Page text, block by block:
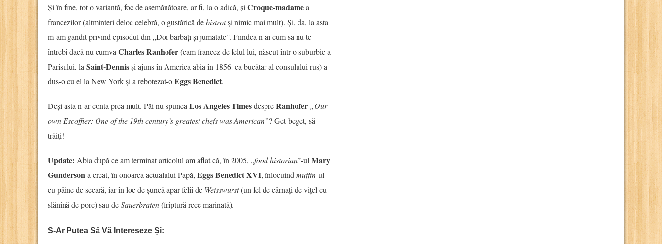
Și în fine, tot o variantă, foc de asemănătoare, ar fi, la o adică, și Croque-madamea
francezilor (altminteri deloc celebră, o gustărică debistrotși nimic mai mult). Și, da, la asta
m-am gândit privind episodul din „Doi bărbați și jumătate”. Fiindcă n-ai cum să nu te
întrebi dacă nu cumva Charles Ranhofer(cam francez de felul lui, născut într-o suburbie a
Parisului, la Saint-Dennisși ajuns în America abia în 1856, ca bucătar al consulului rus) a
dus-o cu el la New York și a rebotezat-oEggs Benedict.
Deși asta n-ar conta prea mult. Păi nu spunea Los Angeles TimesdespreRanhofer „Our
own Escoffier: One of the 19th century’s greatest chefs was American”? Get-beget, să
trăiți!
Update: Abia după ce am terminat articolul am aflat că, în 2005, „food historian”-ul Mary
Gundersona creat, în onoarea actualului Papă, Eggs Benedict XVI, înlocuind muffin-ul
cu pâine de secară, iar în loc de șuncă apar felii de Weisswurst(un fel de cârnați de vițel cu
slănină de porc) sau deSauerbraten(friptură rece marinată).
S-Ar Putea Să Vă Intereseze Și: